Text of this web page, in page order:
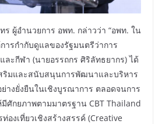
ผู้อำนวยการ อพท. กล่าวว่า “อพท. ใน
ารกำกับดูแลของรัฐมนตรีว่าการ
ละกีฬา (นายอรรถกร ศิริลัทธยากร) ได้
ริมและสนับสนุนการพัฒนาและบริหาร
ย่างยั่งยืนในเชิงบูรณาการ ตลอดจนการ
กยภาพตามมาตรฐาน CBT Thailand
งเที่ยวเชิงสร้างสรรค์ (Creative